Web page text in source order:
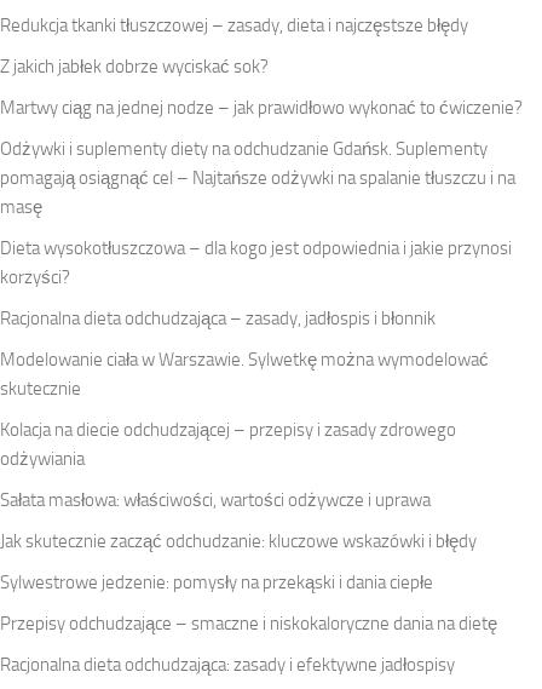
Redukcja tkanki tłuszczowej – zasady, dieta i najczęstsze błędy
Z jakich jabłek dobrze wyciskać sok?
Martwy ciąg na jednej nodze – jak prawidłowo wykonać to ćwiczenie?
Odżywki i suplementy diety na odchudzanie Gdańsk. Suplementy
pomagają osiągnąć cel – Najtańsze odżywki na spalanie tłuszczu i na
masę
Dieta wysokotłuszczowa – dla kogo jest odpowiednia i jakie przynosi
korzyści?
Racjonalna dieta odchudzająca – zasady, jadłospis i błonnik
Modelowanie ciała w Warszawie. Sylwetkę można wymodelować
skutecznie
Kolacja na diecie odchudzającej – przepisy i zasady zdrowego
odżywiania
Sałata masłowa: właściwości, wartości odżywcze i uprawa
Jak skutecznie zacząć odchudzanie: kluczowe wskazówki i błędy
Sylwestrowe jedzenie: pomysły na przekąski i dania ciepłe
Przepisy odchudzające – smaczne i niskokaloryczne dania na dietę
Racjonalna dieta odchudzająca: zasady i efektywne jadłospisy